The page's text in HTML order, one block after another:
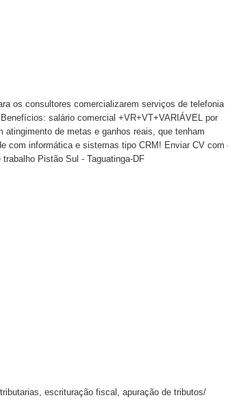
os consultores comercializarem serviços de telefonia
salário comercial +VR+VT+VARIÁVEL por
de metas e ganhos reais, que tenham
com informática e sistemas tipo CRM! Enviar CV com
Pistão Sul - Taguatinga-DF
escrituração fiscal, apuração de tributos/